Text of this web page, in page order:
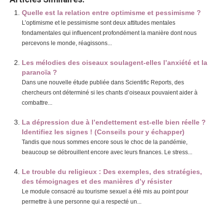
Quelle est la relation entre optimisme et pessimisme ?
L’optimisme et le pessimisme sont deux attitudes mentales
fondamentales qui influencent profondément la manière dont nous
percevons le monde, réagissons...
Les mélodies des oiseaux soulagent-elles l’anxiété et la
paranoïa ?
Dans une nouvelle étude publiée dans Scientific Reports, des
chercheurs ont déterminé si les chants d’oiseaux pouvaient aider à
combattre...
La dépression due à l’endettement est-elle bien réelle ?
Identifiez les signes ! (Conseils pour y échapper)
Tandis que nous sommes encore sous le choc de la pandémie,
beaucoup se débrouillent encore avec leurs finances. Le stress...
Le trouble du religieux : Des exemples, des stratégies,
des témoignages et des manières d’y résister
Le module consacré au tourisme sexuel a été mis au point pour
permettre à une personne qui a respecté un...